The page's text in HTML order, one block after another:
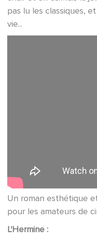
pas lu les classiques,
vie...
Un roman esthétique
pour les amateurs de
L'Hermine :